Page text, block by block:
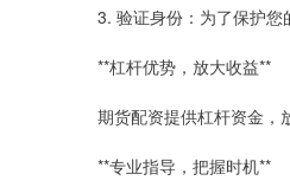
3. 验证身份：为了保护您
**杠杆优势，放大收益**
期货配资提供杠杆资金，
**专业指导，把握时机**